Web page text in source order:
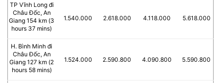
TP Vĩnh Long đi
Châu Đốc, An
Giang 154 km (3
hours 37 mins)
1.540.000 2.618.000 4.118.000 5.618.000
H. Bình Minh đi
Châu Đốc, An
Giang 127 km (2
hours 58 mins)
1.524.000 2.590.800 4.090.800 5.590.800